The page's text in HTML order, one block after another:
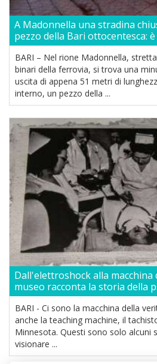
A Madonnella una stradina
pezzo della Bari ottocentesca:
BARI – Nel rione Madonnella,
binari della ferrovia, si trova una
uscita di appena 51 metri di
interno, un pezzo della ...
Dall'elettroshock alla macchina
museo racconta la storia della
BARI - Ci sono la macchina della
anche la teaching machine, il
Minnesota. Questi sono solo alcuni
visionare ...